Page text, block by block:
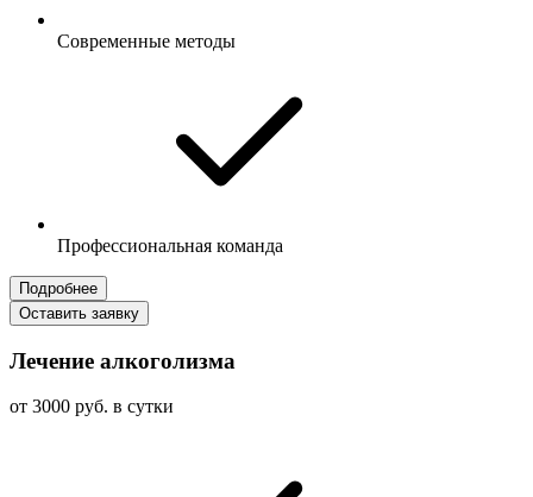
Современные методы
Профессиональная команда
Подробнее
Оставить заявку
Лечение алкоголизма
от 3000 руб. в сутки